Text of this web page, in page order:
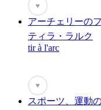
♥
アーチェリーの
ティラ・ラルク
tir à l'arc
♥
スポーツ、運動